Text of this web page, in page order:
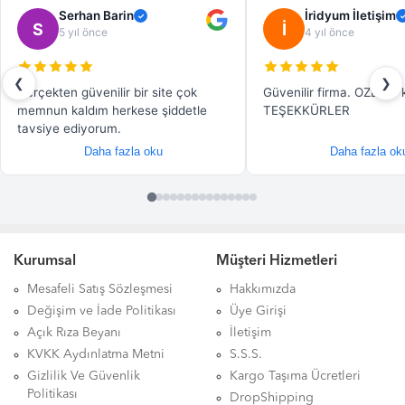
Kurumsal
Mesafeli Satış Sözleşmesi
Değişim ve İade Politikası
Açık Rıza Beyanı
KVKK Aydınlatma Metni
Gizlilik Ve Güvenlik
Politikası
Müşteri Hizmetleri
Hakkımızda
Üye Girişi
İletişim
S.S.S.
Kargo Taşıma Ücretleri
DropShipping